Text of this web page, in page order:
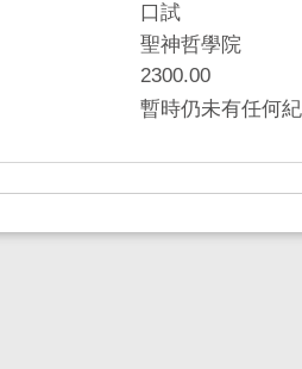
口試
聖神哲學院
2300.00
暫時仍未有任何